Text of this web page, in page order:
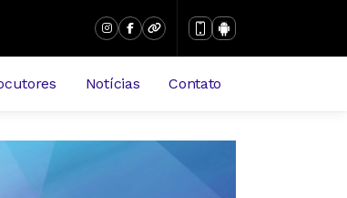
Notícias Contato